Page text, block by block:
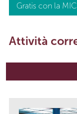
Gratis con la
Attività